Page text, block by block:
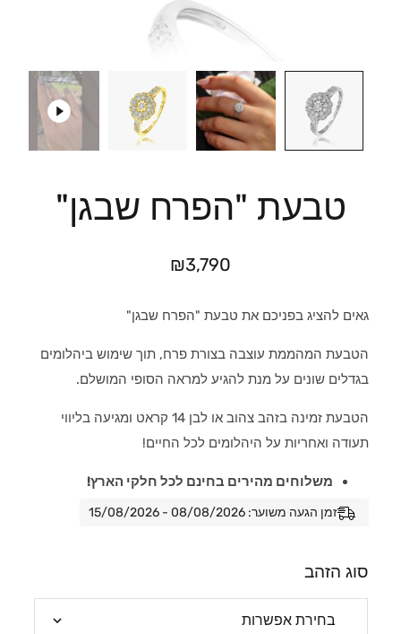
טבעת "הפרח שבגן"
₪3,790
גאים להציג בפניכם את טבעת "הפרח שבגן"
הטבעת המהממת עוצבה בצורת פרח, תוך שימוש ביהלומים
בגדלים שונים על מנת להגיע למראה הסופי המושלם.
הטבעת זמינה בזהב צהוב או לבן 14 קראט ומגיעה בליווי
תעודה ואחריות על היהלומים לכל החיים!
משלוחים מהירים בחינם לכל חלקי הארץ!
זמן הגעה משוער: 08/08/2026 - 15/08/2026
סוג הזהב